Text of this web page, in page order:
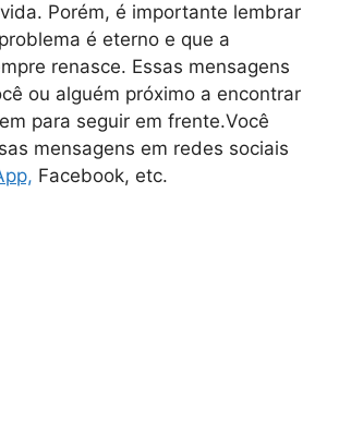
Porém, é importante lembrar
é eterno e que a
renasce. Essas mensagens
ou alguém próximo a encontrar
para seguir em frente.Você
mensagens em redes sociais
Facebook, etc.